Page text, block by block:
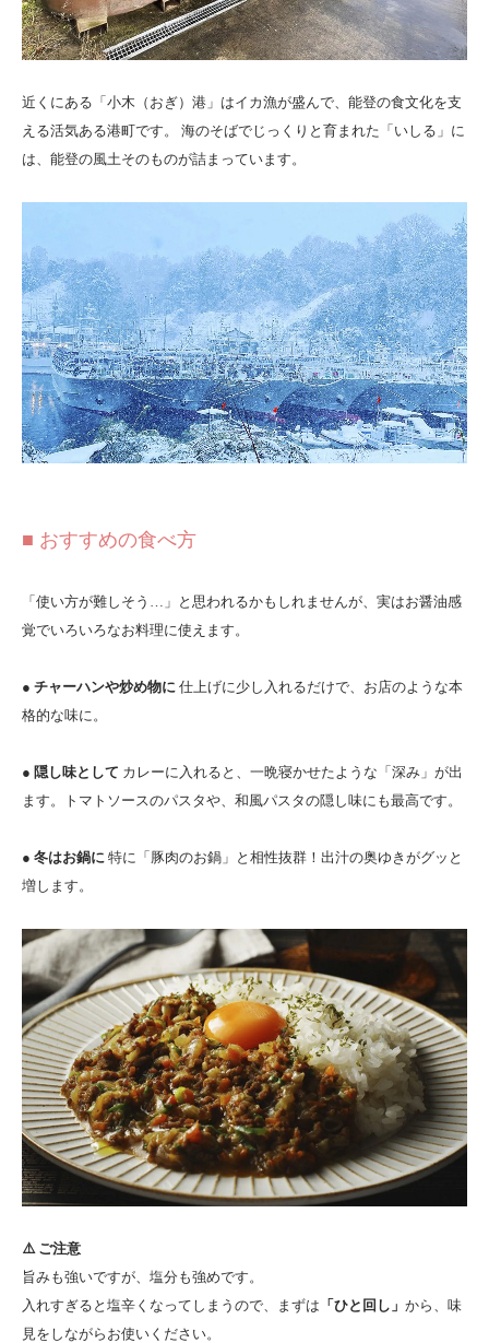
近くにある「小木（おぎ）港」はイカ漁が盛んで、能登の食文化を支
える活気ある港町です。 海のそばでじっくりと育まれた「いしる」に
は、能登の風土そのものが詰まっています。
■ おすすめの食べ方
「使い方が難しそう…」と思われるかもしれませんが、実はお醤油感
覚でいろいろなお料理に使えます。
● チャーハンや炒め物に 仕上げに少し入れるだけで、お店のような本
格的な味に。
● 隠し味として カレーに入れると、一晩寝かせたような「深み」が出
ます。トマトソースのパスタや、和風パスタの隠し味にも最高です。
● 冬はお鍋に 特に「豚肉のお鍋」と相性抜群！出汁の奥ゆきがグッと
増します。
⚠️ ご注意
旨みも強いですが、塩分も強めです。
入れすぎると塩辛くなってしまうので、まずは 「ひと回し」 から、味
見をしながらお使いください。